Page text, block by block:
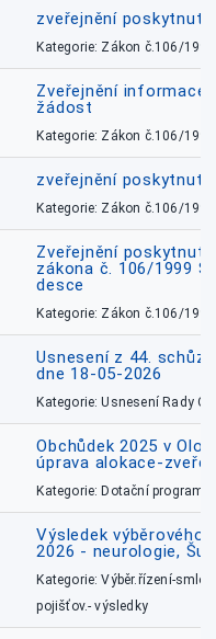
zveřejnění
Kategorie: Zákon č.106/1999
Zveřejnění informace
žádost
Kategorie: Zákon č.106/1999
zveřejnění
Kategorie: Zákon č.106/1999
Zveřejnění
zákona č. 106/1999
desce
Kategorie: Zákon č.106/1999
Usnesení z 44.
dne 18-05-2026
Kategorie: Usnesení Rady
Obchůdek 2025 v
úprava alokace-
Kategorie: Dotační
Výsledek výběrového
2026 - neurologie,
Kategorie: Výběr.řízení-
pojišťov.- výsledky